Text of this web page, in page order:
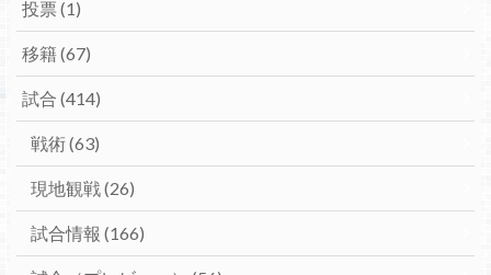
投票 (1)
移籍(67)
試合 (414)
戦術(63)
現地観戦(26)
試合情報 (166)